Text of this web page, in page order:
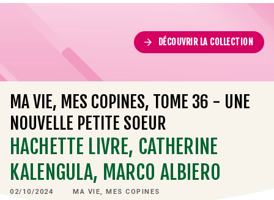
arrow_forward DÉCOUVRIR LA COLLECTION
MA VIE, MES COPINES, TOME 36 - UNE
NOUVELLE PETITE SOEUR
HACHETTE LIVRE, CATHERINE
KALENGULA, MARCO ALBIERO
02/10/2024
MA VIE, MES COPINES